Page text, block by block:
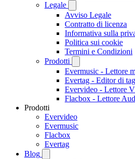
Legale
Avviso Legale
Contratto di licenza
Informativa sulla
Politica sui cookie
Termini e Condizioni
Prodotti
Evermusic - Lettore
Evertag - Editor di
Evervideo - Lettore
Flacbox - Lettore
Prodotti
Evervideo
Evermusic
Flacbox
Evertag
Blog